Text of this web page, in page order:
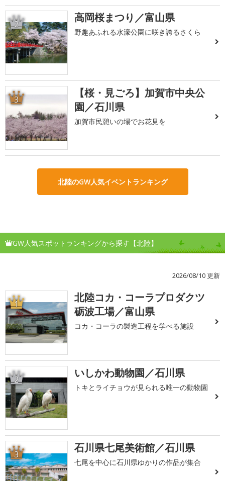
2 高岡桜まつり／富山県
野趣あふれる水濠公園に咲き誇るさくら
3
【桜・見ごろ】加賀市中央公
園／石川県
加賀市民憩いの場でお花見を
北陸のGW人気イベントランキング
GW人気スポットランキングから探す【北陸】
2026/08/10 更新
1
北陸コカ・コーラプロダクツ
砺波工場／富山県
コカ・コーラの製造工程を学べる施設
2 いしかわ動物園／石川県
トキとライチョウが見られる唯一の動物園
3 石川県七尾美術館／石川県
七尾を中心に石川県ゆかりの作品が集合